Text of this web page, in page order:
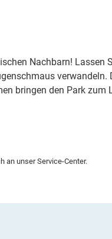
Nachbarn!
bringen den Park zum
an unser Service-Center.